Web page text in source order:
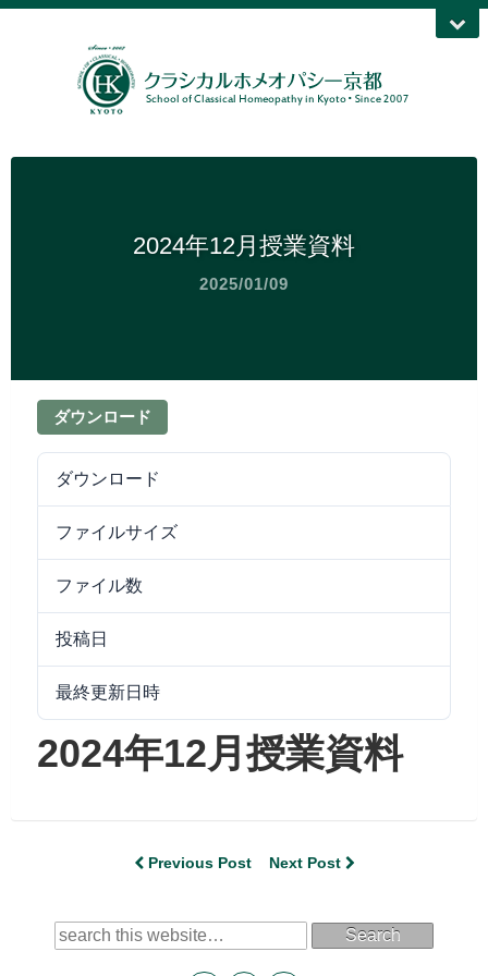
2024年12月授業資料
2025/01/09
ダウンロード
ダウンロード
ファイルサイズ
ファイル数
投稿日
最終更新日時
2024年12月授業資料
Previous Post Next Post
Search